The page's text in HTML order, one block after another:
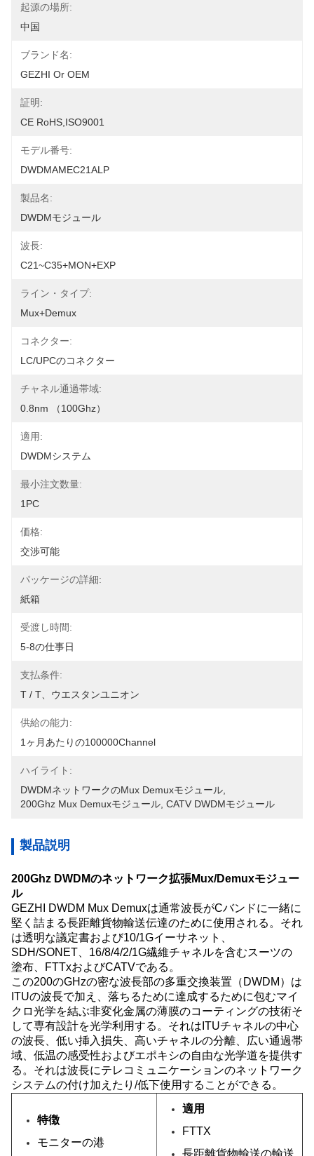
起源の場所:
中国
ブランド名:
GEZHI Or OEM
証明:
CE RoHS,ISO9001
モデル番号:
DWDMAMEC21ALP
製品名:
DWDMモジュール
波長:
C21~C35+MON+EXP
ライン・タイプ:
Mux+Demux
コネクター:
LC/UPCのコネクター
チャネル通過帯域:
0.8nm （100Ghz）
適用:
DWDMシステム
最小注文数量:
1PC
価格:
交渉可能
パッケージの詳細:
紙箱
受渡し時間:
5-8の仕事日
支払条件:
T / T、ウエスタンユニオン
供給の能力:
1ヶ月あたりの100000Channel
ハイライト:
DWDMネットワークのMux Demuxモジュール
200Ghz Mux Demuxモジュール CATV DWDMモジュール
製品説明
200Ghz DWDMのネットワーク拡張Mux/Demuxモジュー
ル
GEZHI
DWDM Mux Demuxは通常波長がCバンドに一緒に
堅く詰まる長距離貨物輸送伝達のために使用される。それ
は透明な議定書および10/1Gイーサネット、
SDH/SONET、16/8/4/2/1G繊維チャネルを含むスーツの
塗布、FTTxおよびCATVである。
この200のGHzの密な波長部の多重交換装置（DWDM）は
ITUの波長で加え、落ちるために達成するために包むマイ
クロ光学を結ぶ非変化金属の薄膜のコーティングの技術そ
して専有設計を光学利用する。それはITUチャネルの中心
の波長、低い挿入損失、高いチャネルの分離、広い通過帯
域、低温の感受性およびエポキシの自由な光学道を提供す
る。それは波長にテレコミュニケーションのネットワーク
システムの付け加えたり/低下使用することができる。
特徴
モニターの港
適用
FTTX
長距離貨物輸送の輸送